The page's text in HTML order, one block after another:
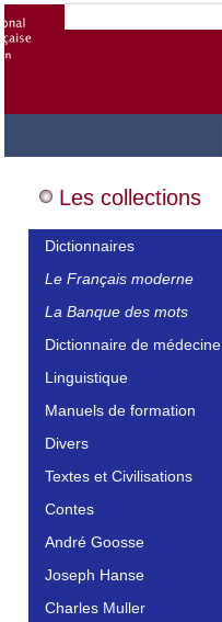
Les collections
Dictionnaires
Le Français moderne
La Banque des mots
Dictionnaire de médecine
Linguistique
Manuels de formation
Divers
Textes et Civilisations
Contes
André Goosse
Joseph Hanse
Charles Muller